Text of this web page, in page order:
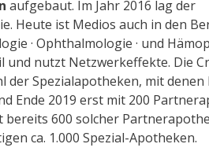
aufgebaut. Im Jahr 2016 lag der
Heute ist Medios auch in den
· Ophthalmologie · und
nutzt Netzwerkeffekte. Die
der Spezialapotheken, mit denen
Ende 2019 erst mit 200
600 solcher
ca. 1.000 Spezial-Apotheken.